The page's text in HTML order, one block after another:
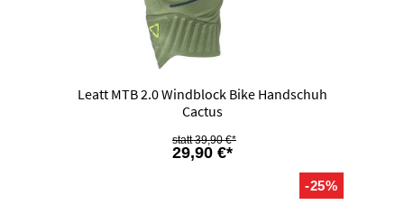
Leatt MTB 2.0 Windblock Bike Handschuh
Cactus
29,90 €*
39,90 €*
-25%